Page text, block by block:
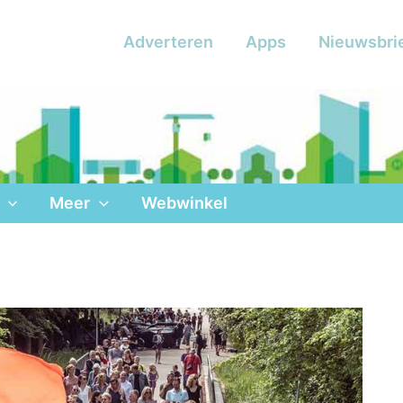
Adverteren Apps
Meer Webwinkel